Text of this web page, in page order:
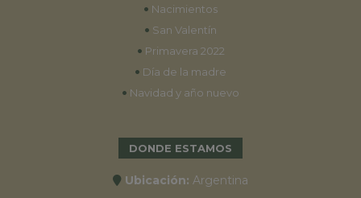
• Nacimientos
• San Valentín
• Primavera 2022
• Día de la madre
• Navidad y año nuevo
DONDE ESTAMOS
Ubicación: Argentina